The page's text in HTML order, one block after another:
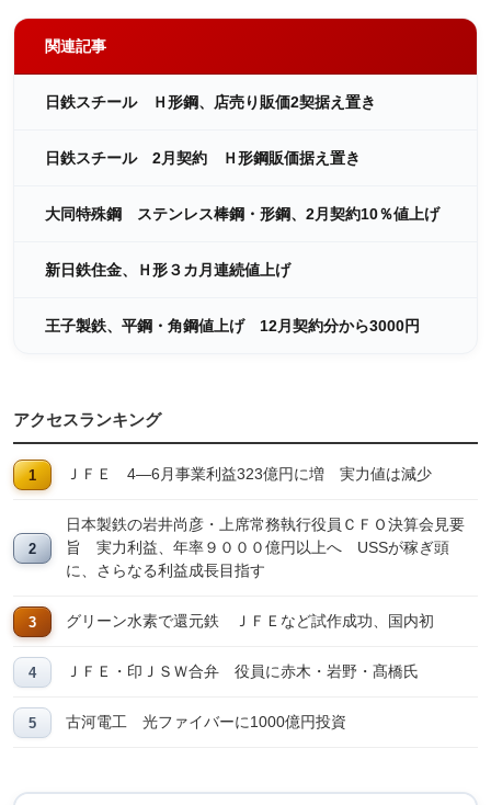
関連記事
日鉄スチール Ｈ形鋼、店売り販価2契据え置き
日鉄スチール 2月契約 Ｈ形鋼販価据え置き
大同特殊鋼 ステンレス棒鋼・形鋼、2月契約10％値上げ
新日鉄住金、Ｈ形３カ月連続値上げ
王子製鉄、平鋼・角鋼値上げ 12月契約分から3000円
アクセスランキング
ＪＦＥ 4―6月事業利益323億円に増 実力値は減少
日本製鉄の岩井尚彦・上席常務執行役員ＣＦＯ決算会見要
旨 実力利益、年率９０００億円以上へ USSが稼ぎ頭
に、さらなる利益成長目指す
グリーン水素で還元鉄 ＪＦＥなど試作成功、国内初
ＪＦＥ・印ＪＳＷ合弁 役員に赤木・岩野・髙橋氏
古河電工 光ファイバーに1000億円投資